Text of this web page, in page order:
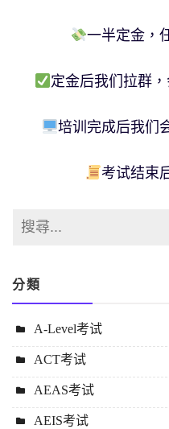
一半定金，
定金后我们拉群
培训完成后我们
考试结束
分類
A-Level考试
ACT考试
AEAS考试
AEIS考试